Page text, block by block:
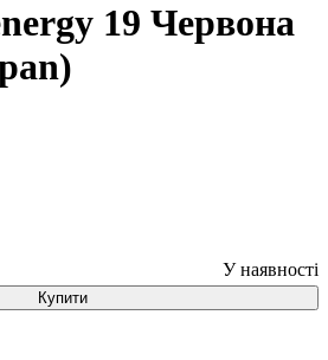
19 Червона
Купити